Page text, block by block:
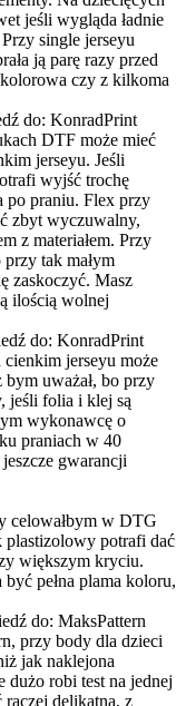
jeśli wygląda ładnie
single jerseyu
ją parę razy przed
czy z kilkoma
do: KonradPrint
DTF może mieć
jerseyu. Jeśli
wyjść trochę
po praniu. Flex przy
zbyt wyczuwalny,
z materiałem. Przy
tak małym
zaskoczyć. Masz
ilością wolnej
do: KonradPrint
jerseyu może
uważał, bo przy
jeśli folia i klej są
wykonawcę o
praniach w 40
gwarancji
celowałbym w DTG
potrafi dać
większym kryciu.
pełna plama koloru,
do: MaksPattern
przy body dla dzieci
jak naklejona
dużo robi test na jednej
delikatna, z